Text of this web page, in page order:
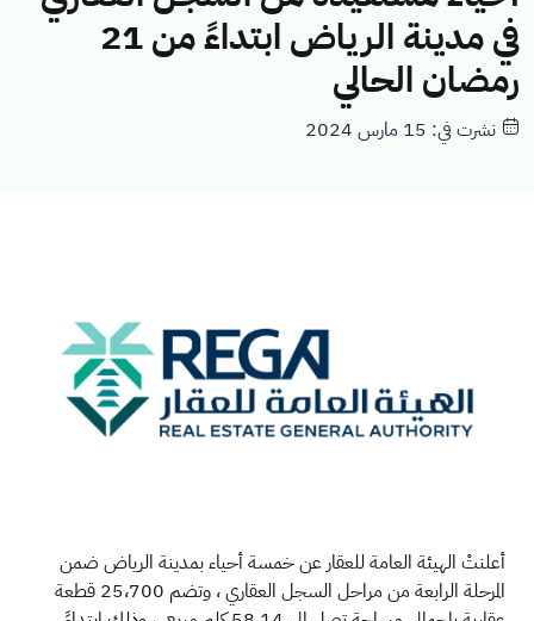
في مدينة الرياض ابتداءً من 21
رمضان الحالي
نشرت في: 15 مارس 2024
أعلنتْ الهيئة العامة للعقار عن خمسة أحياء بمدينة الرياض ضمن
المرحلة الرابعة من مراحل السجل العقاري ، وتضم 25،700 قطعة